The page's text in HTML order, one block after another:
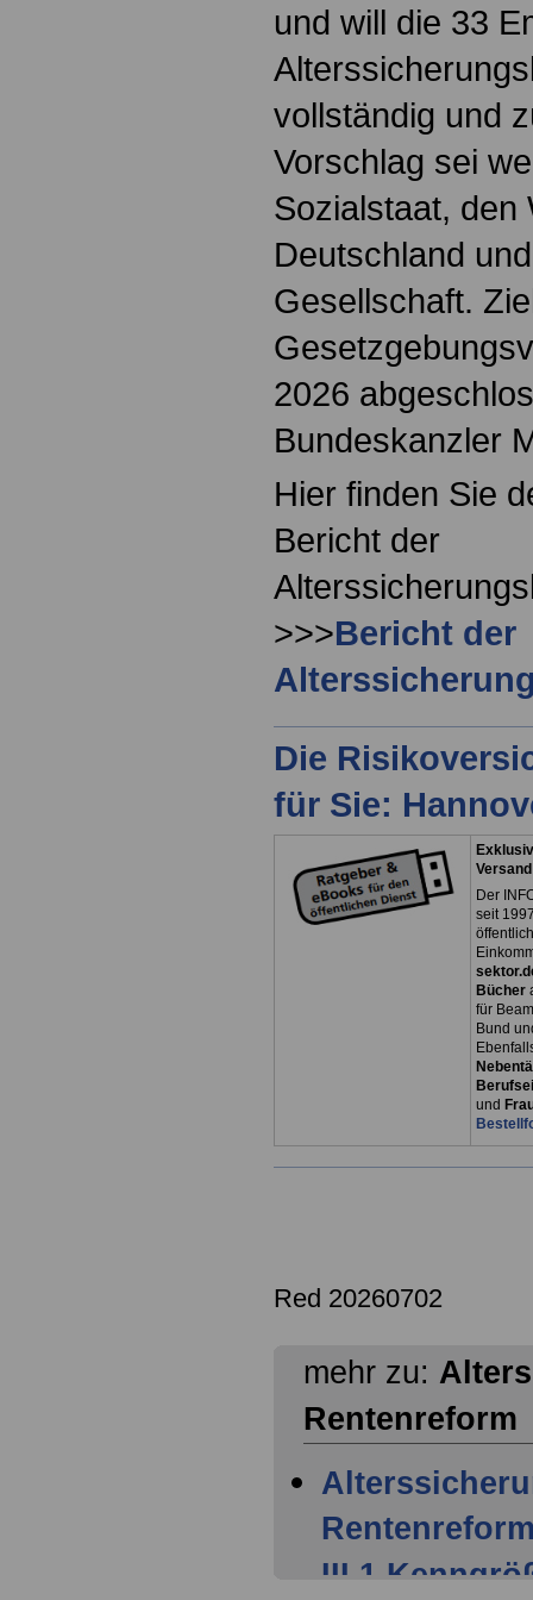
und will die 33
vollständig und
Vorschlag sei
Sozialstaat, den
Deutschland
Gesellschaft.
2026
Bundeskanzler
Hier finden Sie
Bericht der
>>>Bericht der
Die
für Sie:
Der
seit
Bücher
für
Bund
und
Red 20260702
mehr zu:
Rentenreform
III.1